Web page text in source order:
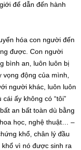
để dẫn đến hành
hóa con người đến
được. Con người
bình an, luôn luôn bị
động của mình,
người khác, luôn luôn
ấy không có “tôi”
an bất toàn dù bằng
học, nghệ thuật… –
khổ, chân lý đầu
vì nó được sinh ra